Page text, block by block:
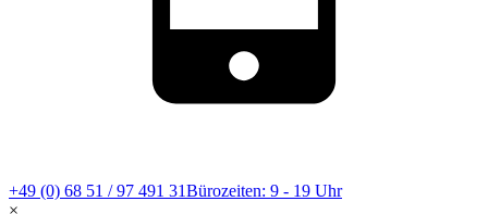
+49 (0) 68 51 / 97 491 31Bürozeiten: 9 - 19 Uhr
×